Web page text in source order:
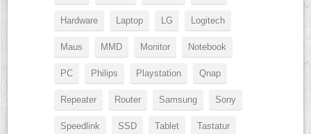
Hardware Laptop LG Logitech
Maus MMD Monitor Notebook
PC Philips Playstation Qnap
Repeater Router Samsung Sony
Speedlink SSD Tablet Tastatur